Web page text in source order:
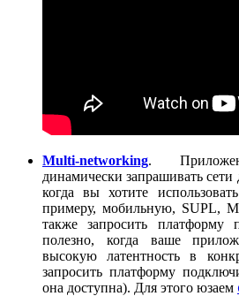
Multi-networking.
динамически запрашивать
когда вы хотите
примеру, мобильную, SUPL,
также запросить платформу
полезно, когда ваше
высокую латентность в
запросить платформу
она доступна). Для этого юзаем